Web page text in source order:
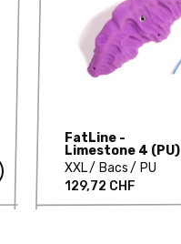
FatLine -
Limestone 4 (PU)
XXL
Bacs
PU
129,72 CHF